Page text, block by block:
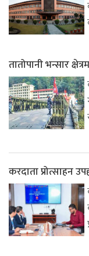
तातोपानी भन्सार
करदाता प्रोत्साहन